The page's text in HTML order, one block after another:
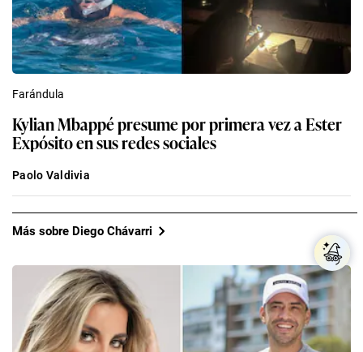
Farándula
Kylian Mbappé presume por primera vez a Ester
Expósito en sus redes sociales
Paolo Valdivia
Más sobre Diego Chávarri